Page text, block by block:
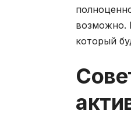
возможно.
который